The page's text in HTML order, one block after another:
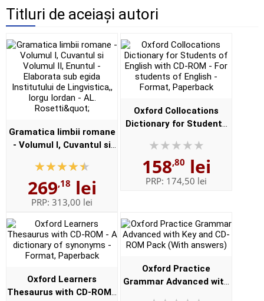
Titluri de aceiași autori
Gramatica limbii romane
- Volumul I, Cuvantul si
Elaborata sub egida
Institutului de
Lingvistica,,...
269,18 lei
PRP: 313,00 lei
Oxford Collocations
Dictionary for Students
For students of English -
Format, Paperback
158,80 lei
PRP: 174,50 lei
Oxford Learners
Thesaurus with CD-ROM -
Oxford Practice
Grammar Advanced with